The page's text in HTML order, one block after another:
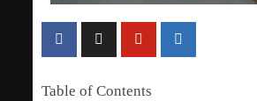
Table of Contents